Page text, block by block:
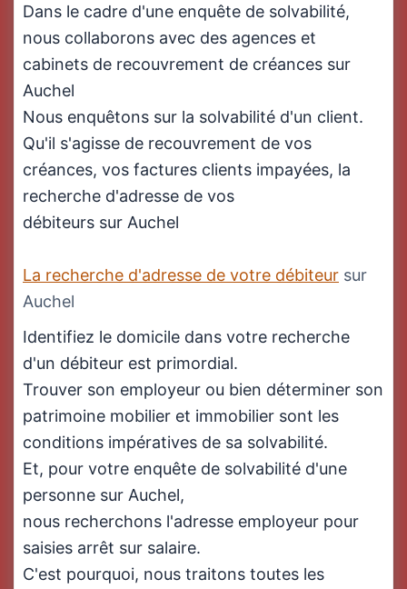
Dans le cadre d'une enquête de solvabilité,
nous collaborons avec des agences et
cabinets de recouvrement de créances sur
Auchel
Nous enquêtons sur la solvabilité d'un client.
Qu'il s'agisse de recouvrement de vos
créances, vos factures clients impayées, la
recherche d'adresse de vos
débiteurs sur Auchel
La recherche d'adresse de votre débiteur sur
Auchel
Identifiez le domicile dans votre recherche
d'un débiteur est primordial.
Trouver son employeur ou bien déterminer son
patrimoine mobilier et immobilier sont les
conditions impératives de sa solvabilité.
Et, pour votre enquête de solvabilité d'une
personne sur Auchel,
nous recherchons l'adresse employeur pour
saisies arrêt sur salaire.
C'est pourquoi, nous traitons toutes les